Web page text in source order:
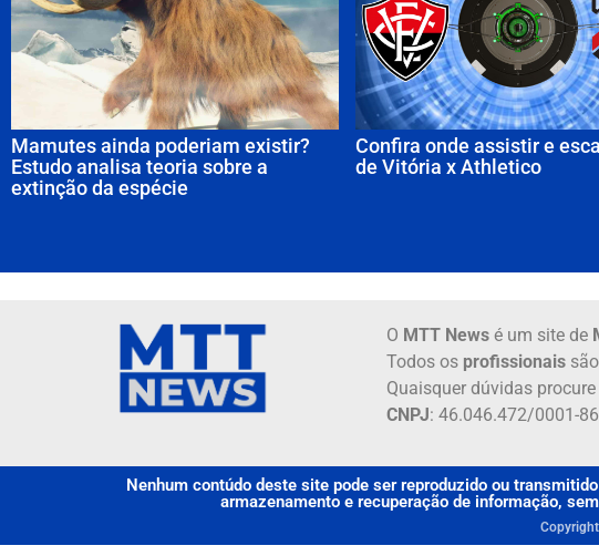
Mamutes ainda poderiam existir?
Estudo analisa teoria sobre a
extinção da espécie
Confira onde assistir e
de Vitória x Athletico
O MTT Newsé um site de
Todos os profissionaissão
Quaisquer dúvidas procure
CNPJ: 46.046.472/0001-86
Nenhum contúdo deste site pode ser reproduzido ou
armazenamento e recuperação de informação,